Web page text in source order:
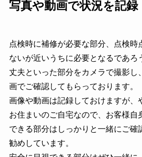
写真や動画で状況を記録
点検時に補修が必要な部分、点検時
ないが近いうちに必要となるであろ
丈夫といった部分をカメラで撮影し
画でご確認してもらっております。
画像や動画は記録しておけますが、
お住まいのご自宅なので、お客様自
できる部分はしっかりと一緒にご確
勧めしています。